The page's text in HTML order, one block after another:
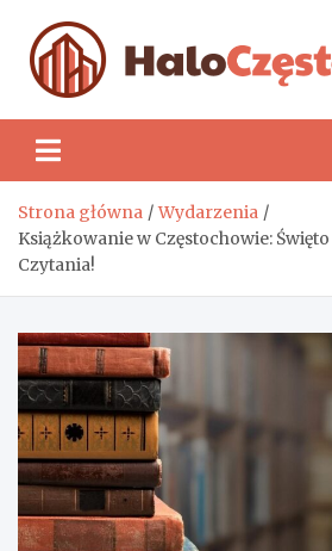
content
Strona główna
Wydarzenia
Książkowanie w Częstochowie:
Czytania!